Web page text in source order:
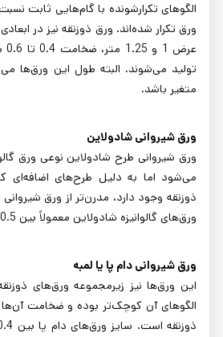
الگوهای تکرارشونده با گام‌هایی ثابت
ورق تکرار شده‌اند. ورق ذوزنقه نیز در
تولید می‌شوند. البته طول این ورق‌ها
متغیر باشد.
ورق شیروانی شادولاین
ورق شیروانی طرح شادولاین نوعی ورق
می‌شود اما به دلیل طرح‌های اضافه‌ای
ذوزنقه وجود دارد، مدرن‌تر از ورق
ورق‌های گالوانیزه شادولاین معمولاً بین 0.5 تا 0.7 است.
ورق شیروانی دام پا یا لمبه
این ورق‌ها نیز زیرمجموعه ورق‌های ذوزنقه
الگوهای آن کوچک‌تر بوده و ضخامت آن‌ها